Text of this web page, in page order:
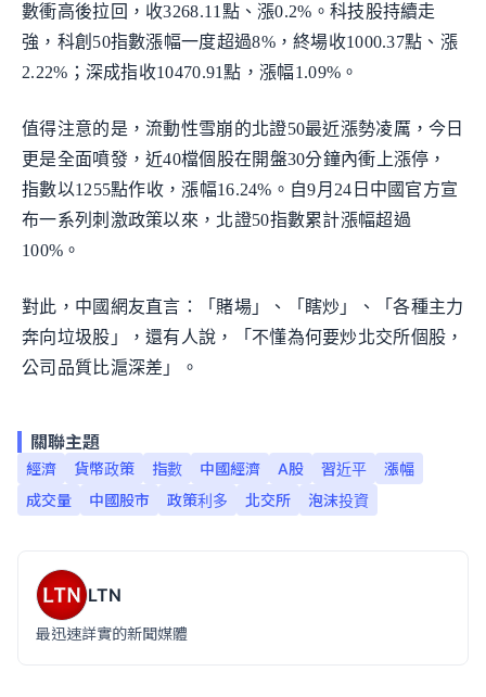
數衝高後拉回，收3268.11點、漲0.2%。科技股持續走
強，科創50指數漲幅一度超過8%，終場收1000.37點、漲
2.22%；深成指收10470.91點，漲幅1.09%。
值得注意的是，流動性雪崩的北證50最近漲勢凌厲，今日
更是全面噴發，近40檔個股在開盤30分鐘內衝上漲停，
指數以1255點作收，漲幅16.24%。自9月24日中國官方宣
布一系列刺激政策以來，北證50指數累計漲幅超過
100%。
對此，中國網友直言：「賭場」、「瞎炒」、「各種主力
奔向垃圾股」，還有人說，「不懂為何要炒北交所個股，
公司品質比滬深差」。
關聯主題
經濟 貨幣政策 指數 中國經濟 A股 習近平
漲幅
成交量
中國股市 政策利多 北交所 泡沫投資
LTN
最迅速詳實的新聞媒體